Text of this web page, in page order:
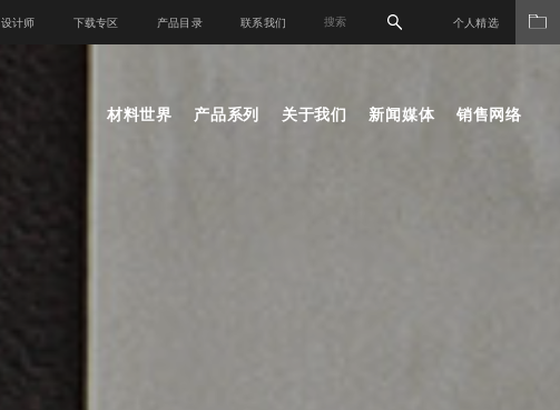
设计师 下载专区 产品目录 联系我们 个人精选
材料世界 产品系列 关于我们 新闻媒体 销售网络